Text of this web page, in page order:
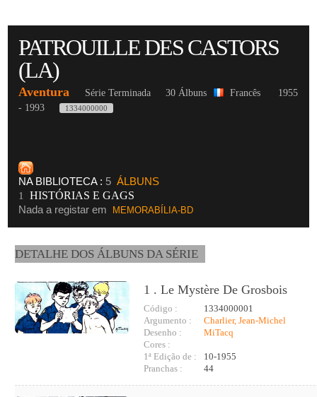
PATROUILLE DES CASTORS
(LA)
Aventura Série Terminada 30 Álbuns Francês
1955
- 1993
1334000000
NA BIBLIOTECA : 5 ÁLBUNS
1
HISTÓRIAS E GAGS
Nada a registar em
MEMORABÍLIA-BD
DETALHE DOS ÁLBUNS DA SÉRIE
1 . Le Mystère De Grosbois
Código :
1334000001
Argumento :
Charlier, Jean-Michel
Desenho :
MiTacq
Cores :
1ª Edição de :
10-1955
Pranchas :
44